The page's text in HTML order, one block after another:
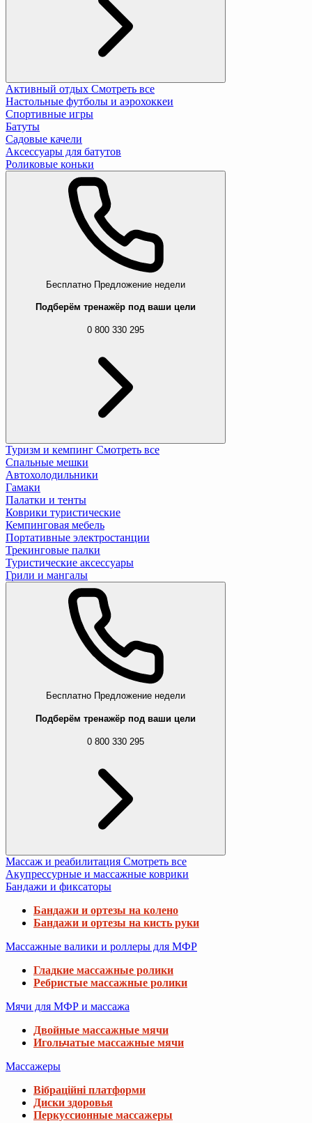
Активный отдых Смотреть все
Настольные футболы и аэрохоккеи
Спортивные игры
Батуты
Садовые качели
Аксессуары для батутов
Роликовые коньки
Бесплатно Предложение недели
Подберём тренажёр под ваши цели
0 800 330 295
Туризм и кемпинг Смотреть все
Спальные мешки
Автохолодильники
Гамаки
Палатки и тенты
Коврики туристические
Кемпинговая мебель
Портативные электростанции
Трекинговые палки
Туристические аксессуары
Грили и мангалы
Бесплатно Предложение недели
Подберём тренажёр под ваши цели
0 800 330 295
Массаж и реабилитация Смотреть все
Акупрессурные и массажные коврики
Бандажи и фиксаторы
Бандажи и ортезы на колено
Бандажи и ортезы на кисть руки
Массажные валики и роллеры для МФР
Гладкие массажные ролики
Ребристые массажные ролики
Мячи для МФР и массажа
Двойные массажные мячи
Игольчатые массажные мячи
Массажеры
Вібраційні платформи
Диски здоровья
Перкуссионные массажеры